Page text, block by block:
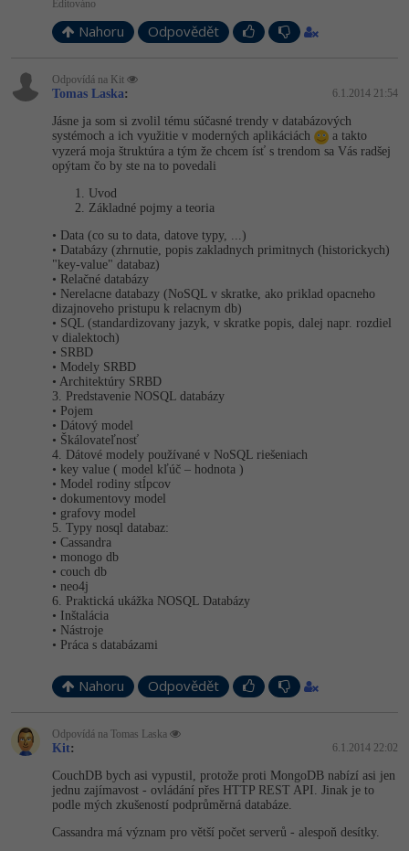
Editováno
Nahoru Odpovědět
Odpovídá na Kit
Tomas Laska: 6.1.2014 21:54
Jásne ja som si zvolil tému súčasné trendy v databázových
systémoch a ich využitie v moderných aplikáciách
a takto
vyzerá moja štruktúra a tým že chcem ísť s trendom sa Vás radšej
opýtam čo by ste na to povedali
Uvod
Základné pojmy a teoria
• Data (co su to data, datove typy, ...)
• Databázy (zhrnutie, popis zakladnych primitnych (historickych)
"key-value" databaz)
• Relačné databázy
• Nerelacne databazy (NoSQL v skratke, ako priklad opacneho
dizajnoveho pristupu k relacnym db)
• SQL (standardizovany jazyk, v skratke popis, dalej napr. rozdiel
v dialektoch)
• SRBD
• Modely SRBD
• Architektúry SRBD
3. Predstavenie NOSQL databázy
• Pojem
• Dátový model
• Škálovateľnosť
4. Dátové modely používané v NoSQL riešeniach
• key value ( model kľúč – hodnota )
• Model rodiny stĺpcov
• dokumentovy model
• grafovy model
5. Typy nosql databaz:
• Cassandra
• monogo db
• couch db
• neo4j
6. Praktická ukážka NOSQL Databázy
• Inštalácia
• Nástroje
• Práca s databázami
Nahoru Odpovědět
Odpovídá na Tomas Laska
Kit: 6.1.2014 22:02
CouchDB bych asi vypustil, protože proti MongoDB nabízí asi jen
jednu zajímavost - ovládání přes HTTP REST API. Jinak je to
podle mých zkušeností podprůměrná databáze.
Cassandra má význam pro větší počet serverů - alespoň desítky.